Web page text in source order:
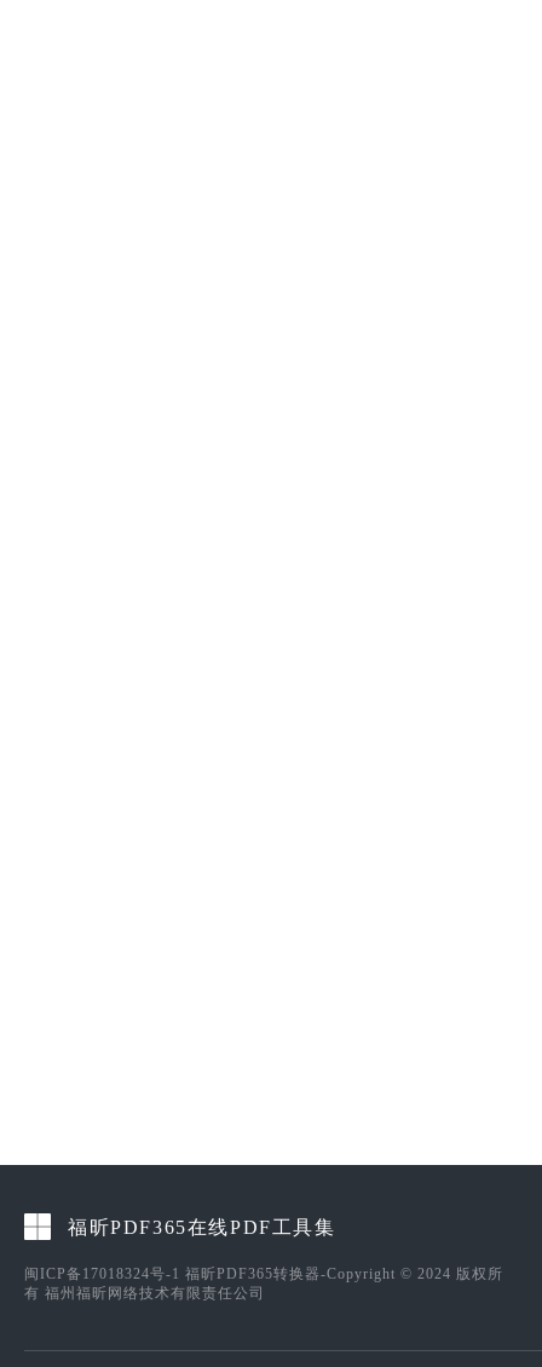
福昕PDF365在线PDF工具集
闽ICP备17018324号-1 福昕PDF365转换器-Copyright © 2024 版权所
有 福州福昕网络技术有限责任公司